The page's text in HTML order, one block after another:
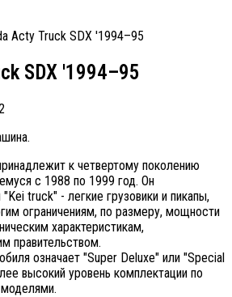
SDX '1994–95
к четвертому поколению
с 1988 по 1999 год. Он
truck" - легкие грузовики и пикапы,
ограничениям, по размеру, мощности
характеристикам,
правительством.
означает "Super Deluxe" или "Special
высокий уровень комплектации по